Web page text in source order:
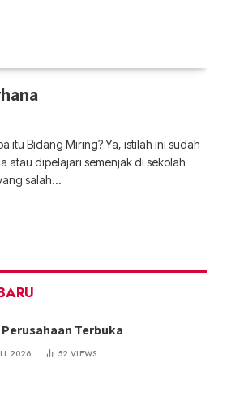
itu Bidang Miring? Ya, istilah ini sudah
atau dipelajari semenjak di sekolah
salah…
Perusahaan Terbuka
2026 52VIEWS